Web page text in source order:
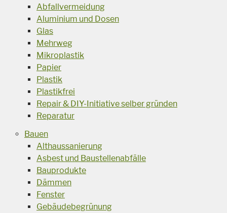
Abfallvermeidung
Aluminium und Dosen
Glas
Mehrweg
Mikroplastik
Papier
Plastik
Plastikfrei
Repair & DIY-Initiative selber gründen
Reparatur
Bauen
Althaussanierung
Asbest und Baustellenabfälle
Bauprodukte
Dämmen
Fenster
Gebäudebegrünung